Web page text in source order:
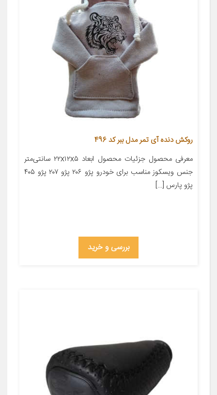
روکش دنده آی تمر مدل ببر کد 496
معرفی محصول جزئیات محصول ابعاد ۲۲x۱۲x۵ سانتی‌متر
جنس ویسکوز مناسب برای خودرو پژو ۲۰۶ پژو ۲۰۷ پژو ۴۰۵
پژو پارس […]
بررسی و خرید